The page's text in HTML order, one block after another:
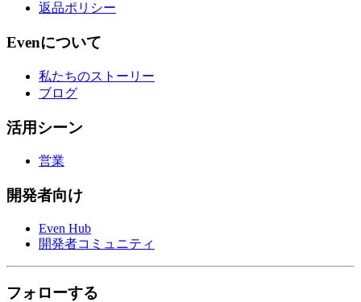
返品ポリシー
Evenについて
私たちのストーリー
ブログ
活用シーン
営業
開発者向け
Even Hub
開発者コミュニティ
フォローする